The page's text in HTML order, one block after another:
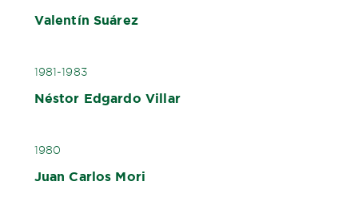
Valentín Suárez
1981-1983
Néstor Edgardo Villar
1980
Juan Carlos Mori